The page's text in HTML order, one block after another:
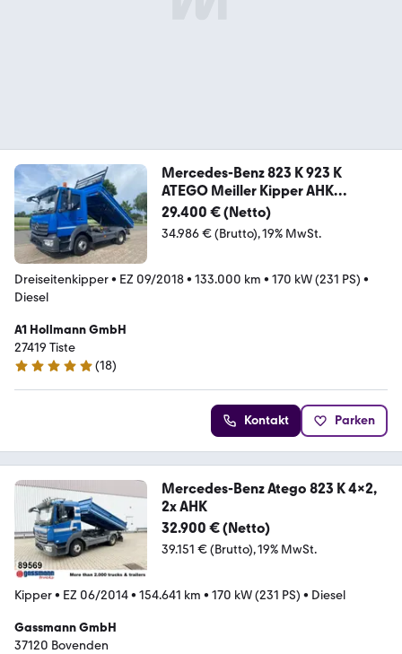
Mercedes-Benz 823 K 923 K
ATEGO Meiller Kipper AHK
Schalter
29.400 € (Netto)
34.986 € (Brutto) 19% MwSt.
Dreiseitenkipper• EZ 09/2018• 133.000 km • 170 kW (231 PS) •
Diesel
A1 Hollmann GmbH
27419 Tiste
5 Sterne
(18)
Kontakt Parken
Mercedes-Benz Atego 823 K 4x2,
2x AHK
32.900 € (Netto)
39.151 € (Brutto) 19% MwSt.
Kipper• EZ 06/2014• 154.641 km • 170 kW (231 PS) • Diesel
Gassmann GmbH
37120 Bovenden